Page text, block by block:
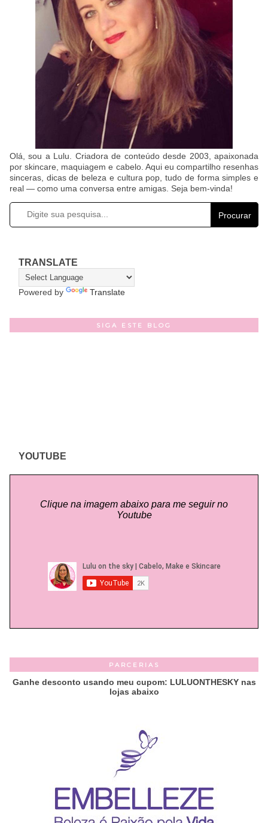
Olá, sou a Lulu. Criadora de conteúdo desde 2003, apaixonada
por skincare, maquiagem e cabelo. Aqui eu compartilho resenhas
sinceras, dicas de beleza e cultura pop, tudo de forma simples e
real — como uma conversa entre amigas. Seja bem-vinda!
Procurar
TRANSLATE
Powered by Translate
SIGA ESTE BLOG
YOUTUBE
Clique na imagem abaixo para me seguir no
Youtube
PARCERIAS
Ganhe desconto usando meu cupom: LULUONTHESKY nas
lojas abaixo